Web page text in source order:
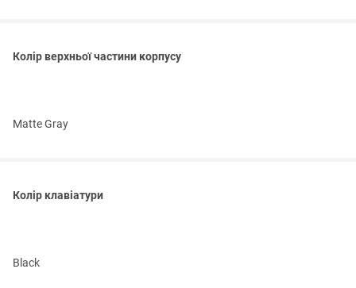
Колір верхньої частини корпусу
Matte Gray
Колір клавіатури
Black